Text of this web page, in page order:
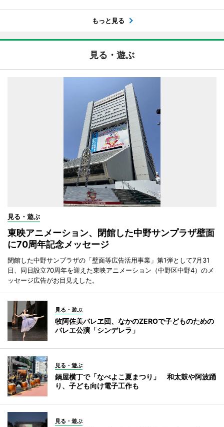
もっと見る
見る・遊ぶ
見る・遊ぶ
東映アニメーション、閉館した中野サンプラザ壁面
に70周年記念メッセージ
閉館した中野サンプラザの「壁面等広告活用事業」第1弾として7月31
日、同日設立70周年を迎えた東映アニメーション（中野区中野4）のメ
ッセージ広告がお目見えした。
見る・遊ぶ
牧阿佐美バレヱ団、なかのZEROで子どものための
バレエ公演「シンデレラ」
見る・遊ぶ
鍋屋横丁で「なべよこ夏まつり」 和太鼓や阿波踊
り、子ども向け電子工作も
見る・遊ぶ